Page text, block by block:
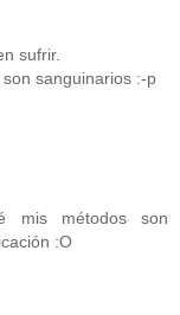
sufrir.
sanguinarios :-p
mis métodos son
:O